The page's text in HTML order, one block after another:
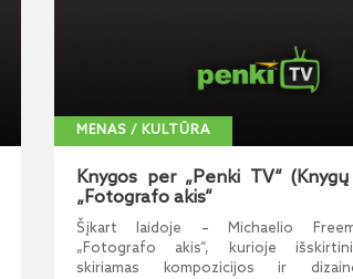
MENAS / KULTŪRA
Knygos per „Penki TV“ (Knygų
„Fotografo akis“
Šįkart laidoje – Michaelio
„Fotografo akis“, kurioje
skiriamas kompozicijos ir